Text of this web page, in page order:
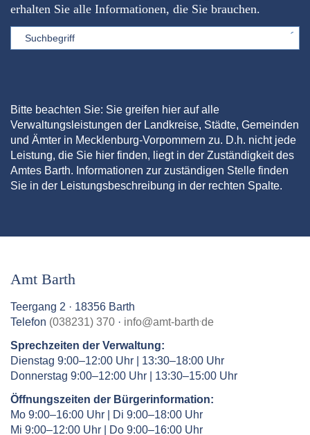
erhalten Sie alle Informationen, die Sie brauchen.
Sword
Bitte beachten Sie: Sie greifen hier auf alle
Verwaltungsleistungen der Landkreise, Städte, Gemeinden
und Ämter in Mecklenburg-Vorpommern zu. D.h. nicht jede
Leistung, die Sie hier finden, liegt in der Zuständigkeit des
Amtes Barth. Informationen zur zuständigen Stelle finden
Sie in der Leistungsbeschreibung in der rechten Spalte.
Amt Barth
Teergang 2 · 18356 Barth
Telefon (038231) 370 · info@amt-barth.de
Sprechzeiten der Verwaltung:
Dienstag 9:00–12:00 Uhr | 13:30–18:00 Uhr
Donnerstag 9:00–12:00 Uhr | 13:30–15:00 Uhr
Öffnungszeiten der Bürgerinformation:
Mo 9:00–16:00 Uhr | Di 9:00–18:00 Uhr
Mi 9:00–12:00 Uhr | Do 9:00–16:00 Uhr